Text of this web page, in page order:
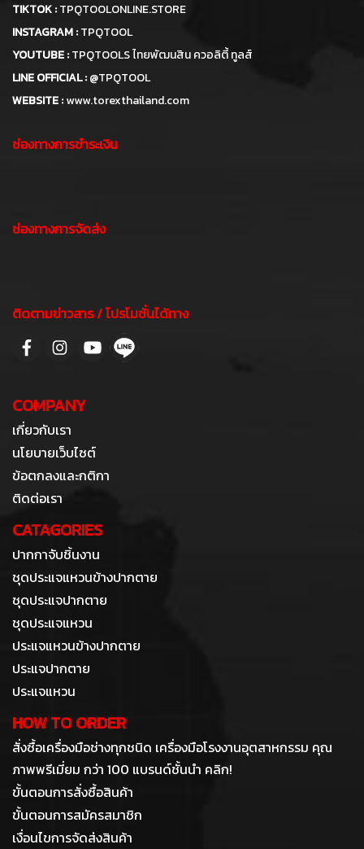
TIKTOK :TPQTOOLONLINE.STORE
INSTAGRAM :TPQTOOL
YOUTUBE :TPQTOOLS ไทยพัฒนสิน ควอลิตี้ ทูลส์
LINE OFFICIAL :@TPQTOOL
WEBSITE :www.torexthailand.com
ช่องทางการชำระเงิน
ช่องทางการจัดส่ง
ติดตามข่าวสาร / โปรโมชั่นได้ทาง
COMPANY
เกี่ยวกับเรา
นโยบายเว็บไซต์
ข้อตกลงและกติกา
ติดต่อเรา
CATAGORIES
ปากกาจับชิ้นงาน
ชุดประแจแหวนข้างปากตาย
ชุดประแจปากตาย
ชุดประแจแหวน
ประแจแหวนข้างปากตาย
ประแจปากตาย
ประแจแหวน
HOW TO ORDER
สั่งซื้อเครื่องมือช่างทุกชนิด เครื่องมือโรงงานอุตสาหกรรม คุณ
ภาพพรีเมี่ยม กว่า 100 แบรนด์ชั้นนำ คลิก!
ขั้นตอนการสั่งซื้อสินค้า
ขั้นตอนการสมัครสมาชิก
เงื่อนไขการจัดส่งสินค้า